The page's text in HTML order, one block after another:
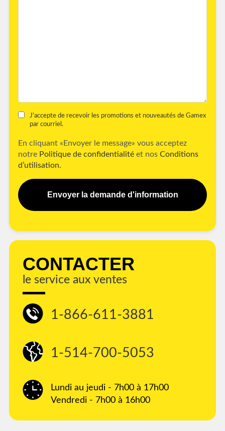
J'accepte de recevoir les promotions et nouveautés de Gamex
par courriel.
En cliquant «Envoyer le message» vous acceptez
notre Politique de confidentialité et nos Conditions
d’utilisation.
Envoyer la demande d'information
CONTACTER
le service aux ventes
1-866-611-3881
1-514-700-5053
Lundi au jeudi - 7h00 à 17h00
Vendredi - 7h00 à 16h00